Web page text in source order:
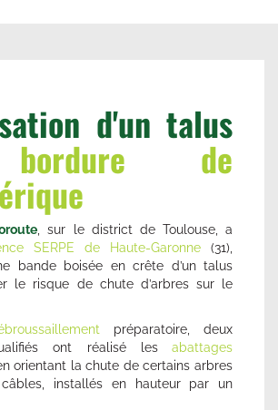
d'un talus
de
, sur le district de Toulouse, a
SERPE de Haute-Garonne (31),
bande boisée en crête d’un talus
le risque de chute d’arbres sur le
préparatoire, deux
ont réalisé les
abattages
orientant la chute de certains arbres
installés en hauteur par un